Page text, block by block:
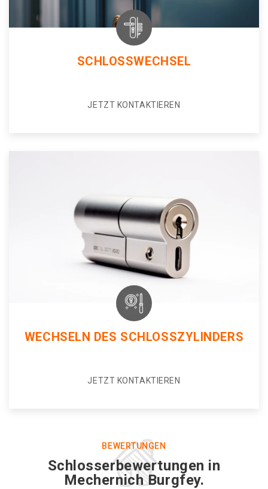
SCHLOSSWECHSEL
JETZT KONTAKTIEREN
WECHSELN DES SCHLOSSZYLINDERS
JETZT KONTAKTIEREN
BEWERTUNGEN
Schlosserbewertungen in
Mechernich Burgfey.